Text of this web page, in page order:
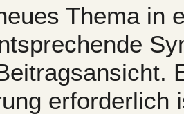
Thema in
erforderlich